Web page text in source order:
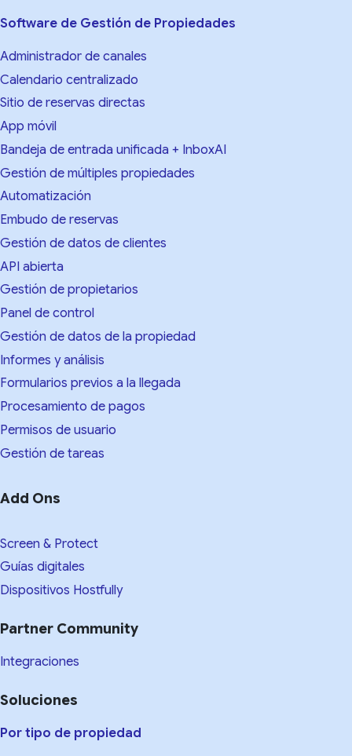
Software de Gestión de Propiedades
Administrador de canales
Calendario centralizado
Sitio de reservas directas
App móvil
Bandeja de entrada unificada + InboxAI
Gestión de múltiples propiedades
Automatización
Embudo de reservas
Gestión de datos de clientes
API abierta
Gestión de propietarios
Panel de control
Gestión de datos de la propiedad
Informes y análisis
Formularios previos a la llegada
Procesamiento de pagos
Permisos de usuario
Gestión de tareas
Add Ons
Screen & Protect
Guías digitales
Dispositivos Hostfully
Partner Community
Integraciones
Soluciones
Por tipo de propiedad